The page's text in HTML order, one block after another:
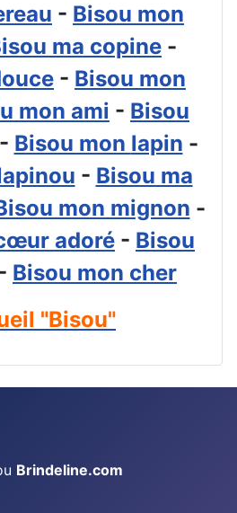
- Bisou mon
ma copine -
- Bisou mon
mon ami - Bisou
Bisou mon lapin -
- Bisou ma
mon mignon -
adoré - Bisou
Bisou mon cher
"Bisou"
Brindeline.com